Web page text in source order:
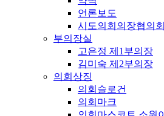
언론보도
시도의회의장협의회
부의장실
고은정 제1부의장
김미숙 제2부의장
의회상징
의회슬로건
의회마크